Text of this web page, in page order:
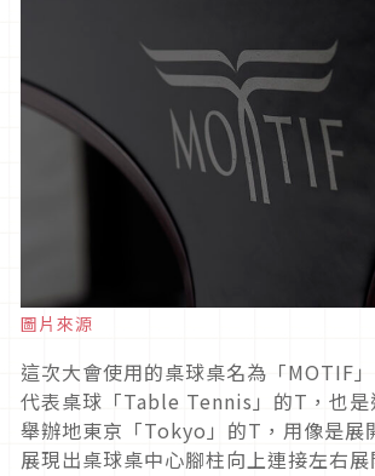
圖片來源
這次大會使用的桌球桌名為「MOTIF
代表桌球「Table Tennis」的T，也是
舉辦地東京「Tokyo」的T，用像是展
展現出桌球桌中心腳柱向上連接左右展